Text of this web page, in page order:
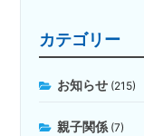
カテゴリー
お知らせ (215)
親子関係 (7)